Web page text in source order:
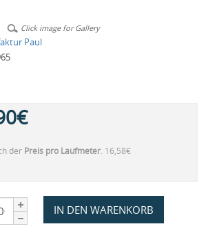
Click image for Gallery
Paul
der Preis pro Laufmeter. 16,58€